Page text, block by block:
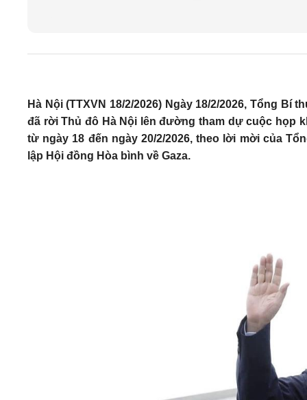
Hà Nội (TTXVN 18/2/2026) Ngày 18/2/2026, Tổng
đã rời Thủ đô Hà Nội lên đường tham dự cuộc họp
từ ngày 18 đến ngày 20/2/2026, theo lời mời của
lập Hội đồng Hòa bình về Gaza.